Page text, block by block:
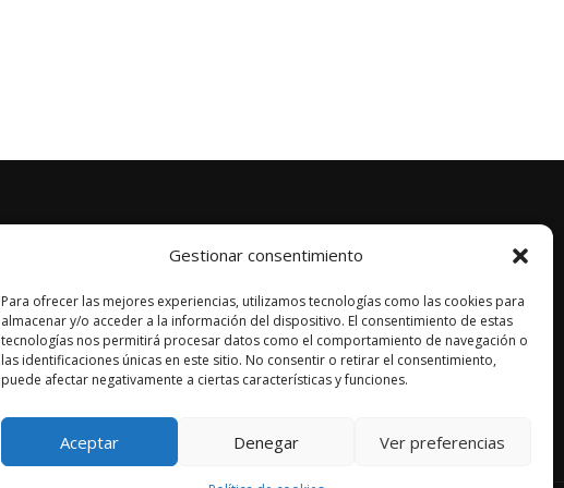
Gestionar consentimiento
Para ofrecer las mejores experiencias, utilizamos tecnologías como las cookies para
almacenar y/o acceder a la información del dispositivo. El consentimiento de estas
tecnologías nos permitirá procesar datos como el comportamiento de navegación o
las identificaciones únicas en este sitio. No consentir o retirar el consentimiento,
puede afectar negativamente a ciertas características y funciones.
Aceptar Denegar Ver preferencias